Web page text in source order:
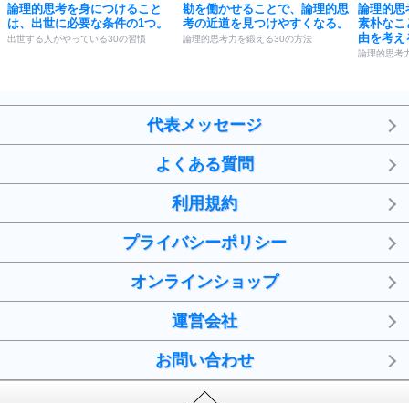
論理的思考を身につけること
は、出世に必要な条件の1つ。
出世する人がやっている30の習慣
勘を働かせることで、論理的思
考の近道を見つけやすくなる。
論理的思考力を鍛える30の方法
論理的思
素朴なこ
由を考え
論理的思考
代表メッセージ
よくある質問
利用規約
プライバシーポリシー
オンラインショップ
運営会社
お問い合わせ